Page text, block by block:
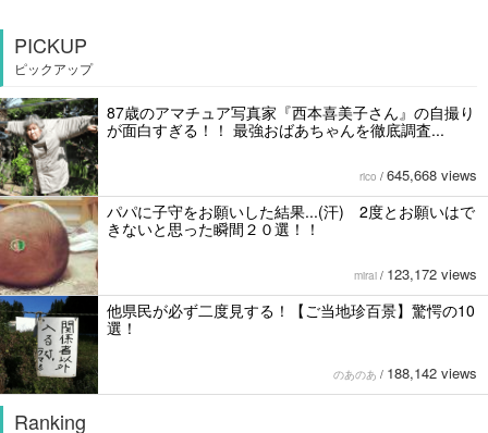
PICKUP
ピックアップ
87歳のアマチュア写真家『西本喜美子さん』の自撮り
が面白すぎる！！ 最強おばあちゃんを徹底調査...
rico / 645,668 views
パパに子守をお願いした結果...(汗) 2度とお願いはで
きないと思った瞬間２０選！！
mirai / 123,172 views
他県民が必ず二度見する！【ご当地珍百景】驚愕の10
選！
のあのあ / 188,142 views
Ranking